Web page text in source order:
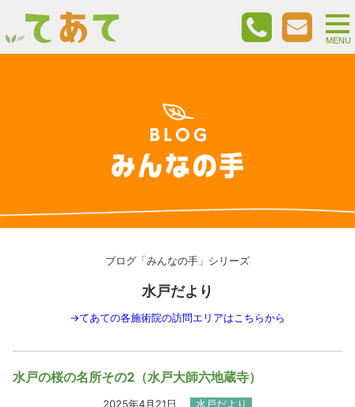
ブログ「みんなの手」シリーズ
水戸だより
→てあての各施術院の訪問エリアはこちらから
水戸の桜の名所その2（水戸大師六地蔵寺）
2025年4月21日 水戸だより
MENU